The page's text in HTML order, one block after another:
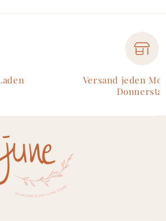
Versand jeden